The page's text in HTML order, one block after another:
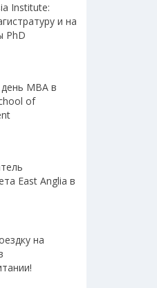
Institute:
и на
PhD
MBA в
of
East Anglia в
на